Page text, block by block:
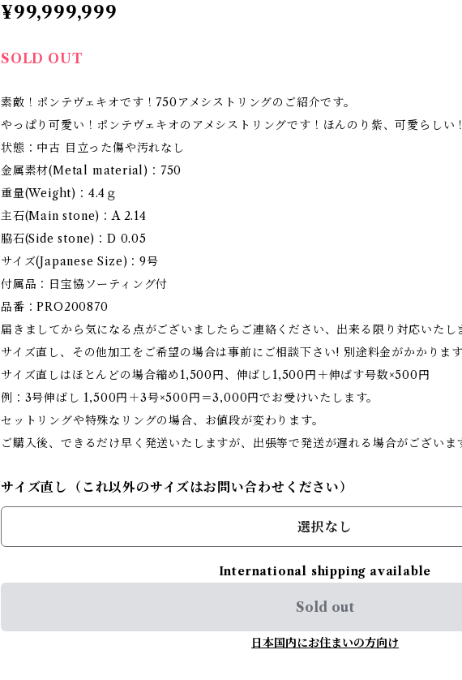
¥99,999,999
SOLD OUT
素敵！ポンテヴェキオです！750アメシストリングのご紹介です。
やっぱり可愛い！ポンテヴェキオのアメシストリングです！ほんのり紫、可愛らしい！
状態：中古 目立った傷や汚れなし
金属素材(Metal material)：750
重量(Weight)：4.4ｇ
主石(Main stone)：A 2.14
脇石(Side stone)：D 0.05
サイズ(Japanese Size)：9号
付属品：日宝協ソーティング付
品番：PRO200870
届きましてから気になる点がございましたらご連絡ください、出来る限り対応いたし
サイズ直し、その他加工をご希望の場合は事前にご相談下さい! 別途料金がかかりま
サイズ直しはほとんどの場合縮め1,500円、伸ばし1,500円＋伸ばす号数×500円
例：3号伸ばし 1,500円＋3号×500円＝3,000円でお受けいたします。
セットリングや特殊なリングの場合、お値段が変わります。
ご購入後、できるだけ早く発送いたしますが、出張等で発送が遅れる場合がございま
サイズ直し（これ以外のサイズはお問い合わせください）
選択なし
International shipping available
Sold out
日本国内にお住まいの方向け